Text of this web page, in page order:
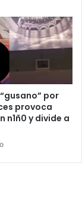
por
provoca
n1ñ0 y divide a